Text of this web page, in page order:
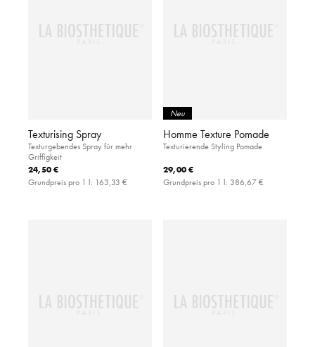
Texturising Spray
Texturgebendes Spray für mehr
Griffigkeit
24,50 €
Grundpreis pro 1 l: 163,33 €
Neu
Homme Texture Pomade
Texturierende Styling Pomade
29,00 €
Grundpreis pro 1 l: 386,67 €